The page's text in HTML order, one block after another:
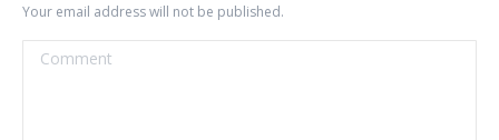
Your email address will not be published.
Comment